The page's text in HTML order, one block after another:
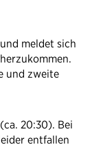
meldet sich
und zweite
20:30). Bei
entfallen